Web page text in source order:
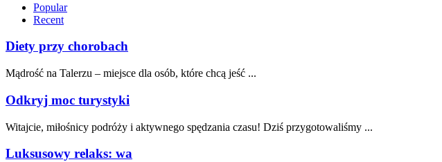
Popular
Recent
Diety przy chorobach
Mądrość na Talerzu – miejsce dla osób, które chcą jeść ...
Odkryj moc turystyki
Witajcie,‌ miłośnicy podróży i aktywnego spędzania czasu! ​Dziś przygotowaliśmy ...
Luksusowy relaks: wa